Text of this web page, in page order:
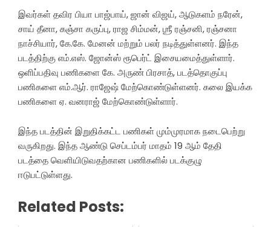
இவர்கள் தவிர பியா பாஜ்பாய், ஜான் விஜய், ஆடுகளம் நரேன்,
சாய் தீனா, கஞ்சா கருப்பு, ராஜ சிம்மன், ஶ்ரீ ரஞ்சனி, ரஞ்சனா
நாச்சியார், கே.கே. மேனன் மற்றும் பலர் நடித்துள்ளனர். இந்த
படத்திற்கு எம்.எஸ். ஜோன்ஸ் ரூபெர்ட் இசையமைத்துள்ளார்.
ஒளிப்பதிவு பணிகளை கே. அருண் பிரசாத், படத்தொகுப்பு
பணிகளை எம்.ஆர். ராஜேஷ் மேற்கொண்டுள்ளனர். கலை இயக்க
பணிகளை ஏ. வனராஜ் மேற்கொண்டுள்ளார்.
இந்த படத்தின் இறுதிக்கட்ட பணிகள் மும்முரமாக நடைபெற்று
வருகிறது. இந்த ஆண்டு செப்டம்பர் மாதம் 19 ஆம் தேதி
படத்தை வெளியிடுவதற்கான பணிகளில் படக்குழு
ஈடுபட்டுள்ளது.
Related Posts: